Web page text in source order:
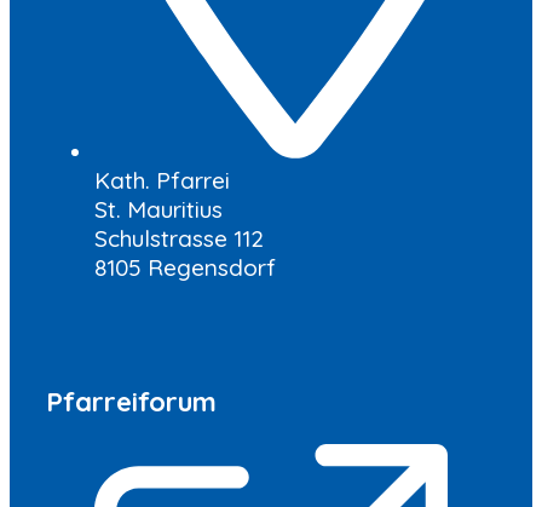
Kath. Pfarrei
St. Mauritius
Schulstrasse 112
8105 Regensdorf
Pfarreiforum